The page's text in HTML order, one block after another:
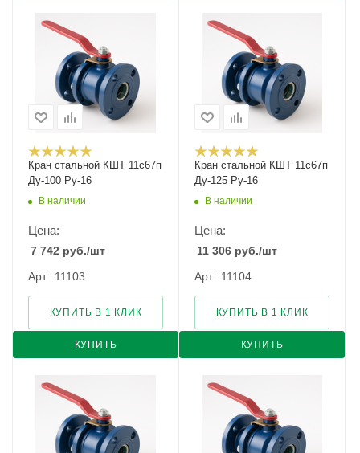
Кран стальной КШТ 11с67п
Ду-100 Ру-16
В наличии
Цена:
7 742 руб./шт
Арт.: 11103
КУПИТЬ
КУПИТЬ В 1 КЛИК
Кран стальной КШТ 11с67п
Ду-125 Ру-16
В наличии
Цена:
11 306 руб./шт
Арт.: 11104
КУПИТЬ
КУПИТЬ В 1 КЛИК